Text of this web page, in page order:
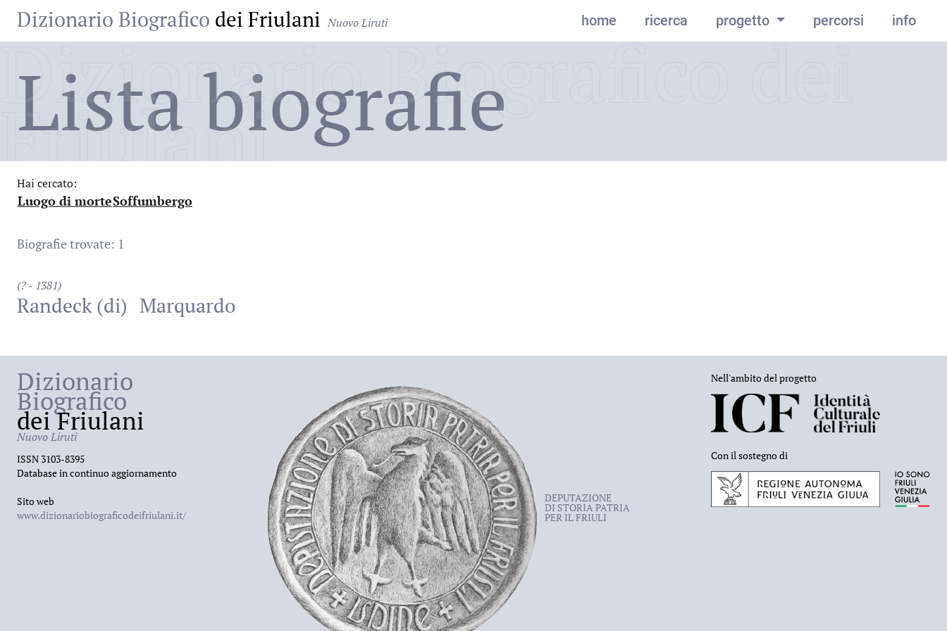
Dizionario Biografico dei Friulani Nuovo Liruti home ricerca progetto percorsi info
Dizionario Biografico dei
Friulani
Lista biografie
Hai cercato:
Luogo di morte
:Soffumbergo
Biografie trovate: 1
(? - 1381)
Randeck (di) Marquardo
Dizionario
Biografico
dei Friulani
Nuovo Liruti
ISSN 3103-8395
Database in continuo aggiornamento
Sito web
www.dizionariobiograficodeifriulani.it/
DEPUTAZIONE
DI STORIA PATRIA
PER IL FRIULI
Nell'ambito del progetto
Con il sostegno di